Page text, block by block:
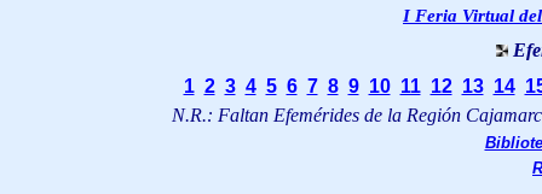
I Feria Virtual
1 2 3 4 5 6 7 8 9 10 11 12 13 14
N.R.: Faltan Efemérides de la Región